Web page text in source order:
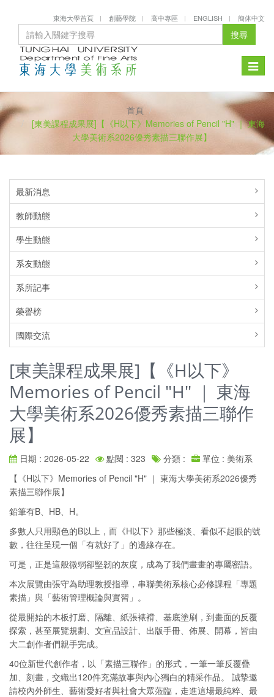
東海大學首頁 創藝學院 高中專區 ENGLISH 簡体中文
搜尋
Toggle
首頁
[東美課程成果展]【《H以下》Memories of Pencil "H" ｜ 東海
大學美術系2026優秀素描三聯作展】
最新消息
教師動態
學生動態
系友動態
系所記事
榮譽榜
國際交流
[東美課程成果展]【《H以下》
Memories of Pencil "H" ｜ 東海
大學美術系2026優秀素描三聯作
展】
日期 : 2026-05-22 點閱 : 323 分類 :
單位 : 美術系
【《H以下》Memories of Pencil "H" ｜ 東海大學美術系2026優秀
素描三聯作展】
鉛筆有B、HB、H。
多數人只用顯色的B以上，而《H以下》那些極淡、看似不起眼的號
數，往往呈現一個「有就好了」的邊緣存在。
可是，正是這般微弱卻堅韌的灰度，成為了我們畫畫的專屬密語。
本次展覽由張守為助理教授指導，串聯美術系核心必修課程「專題
素描」與「藝術管理概論與實習」。
從最開始的木板打磨、隔離、紙張裱褙、基底塗刷，到畫面的反覆
探索，甚至展覽規劃、文宣品設計、出版手冊、佈展、開幕，皆由
大二創作者們親手完成。
40位新世代創作者，以「素描三聯作」的形式，一筆一筆反覆疊
加、刻畫，交織出120件充滿故事與內心獨白的精采作品。 誠摯邀
請校內外師生、藝術愛好者與社會大眾蒞臨，走進這場最純粹、最